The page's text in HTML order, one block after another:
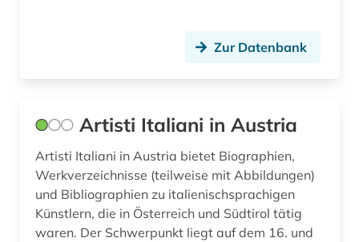
Zur Datenbank
Artisti Italiani in Austria
Artisti Italiani in Austria bietet Biographien,
Werkverzeichnisse (teilweise mit Abbildungen)
und Bibliographien zu italienischsprachigen
Künstlern, die in Österreich und Südtirol tätig
waren. Der Schwerpunkt liegt auf dem 16. und